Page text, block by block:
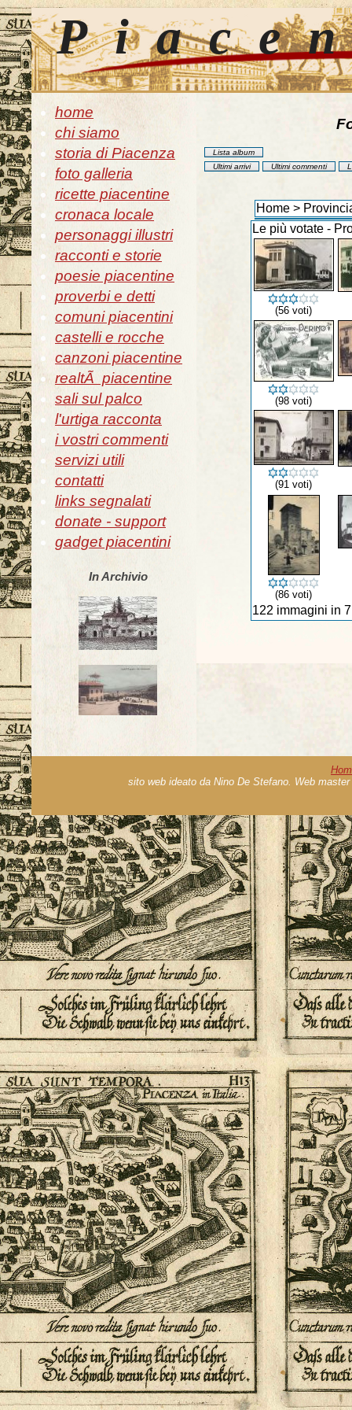
home
chi siamo
storia di Piacenza
foto galleria
ricette piacentine
cronaca locale
personaggi illustri
racconti e storie
poesie piacentine
proverbi e detti
comuni piacentini
castelli e rocche
canzoni piacentine
realtÃ piacentine
sali sul palco
l'urtiga racconta
i vostri commenti
servizi utili
contatti
links segnalati
donate - support
gadget piacentini
In Archivio
Lista album
Ultimi arrivi
Ultimi commenti
Home >
Le più votate -
(56 voti)
(98 voti)
(91 voti)
(86 voti)
122 immagini in
sito web ideato da Nino De Stefano. Web